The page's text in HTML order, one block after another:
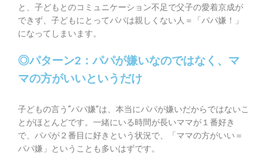
と、子どもとのコミュニケーション不足で父子の愛着京成が
できず、子どもにとってパパは親しくない人＝「パパ嫌！」
になってしまいます。
◎パターン2：パパが嫌いなのではなく、マ
マの方がいいというだけ
子どもの言う“パパ嫌”は、本当にパパが嫌いだからではないこ
とがほとんどです。一緒にいる時間が長いママが１番好き
で、パパが２番目に好きという状況で、「ママの方がいい＝
パパ嫌」ということも多いはずです。